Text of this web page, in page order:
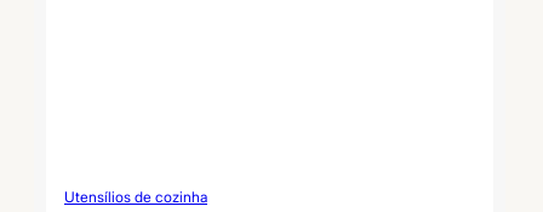
Utensílios de cozinha